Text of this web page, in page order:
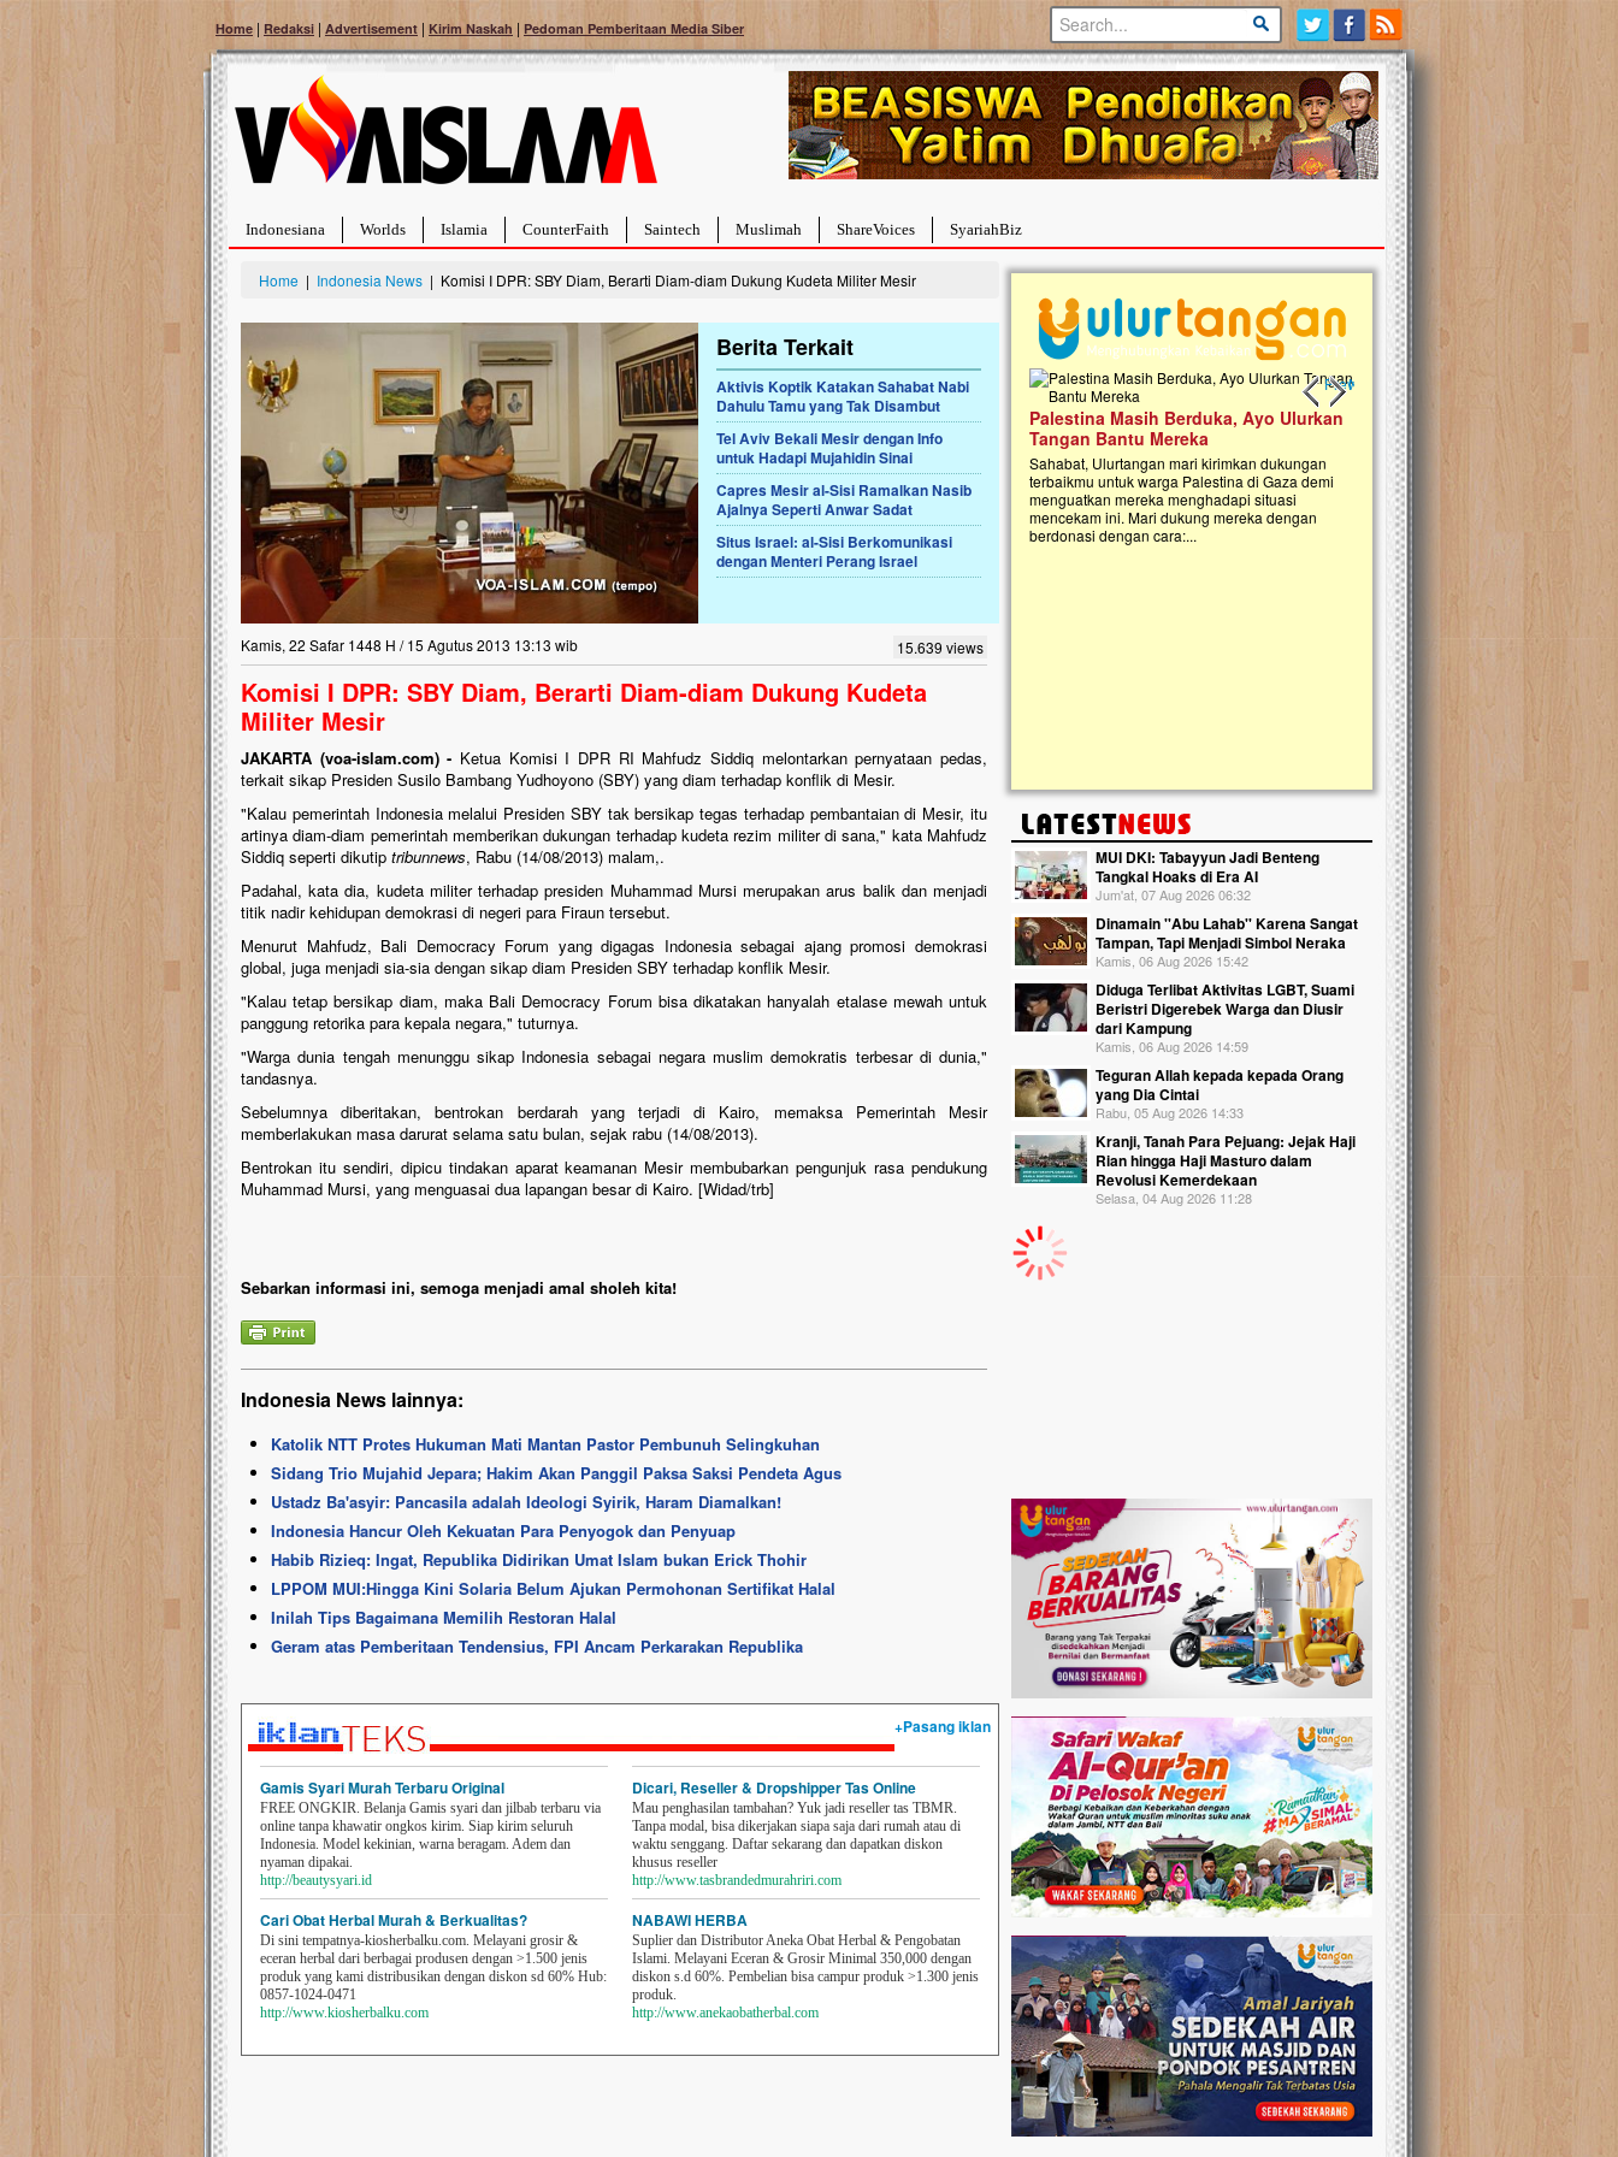
Home | Redaksi | Advertisement | Kirim Naskah | Pedoman Pemberitaan Media Siber
Indonesiana Worlds Islamia CounterFaith Saintech Muslimah ShareVoices SyariahBiz
Home | Indonesia News | Komisi I DPR: SBY Diam, Berarti Diam-diam Dukung Kudeta Militer Mesir
Berita Terkait
Aktivis Koptik Katakan Sahabat Nabi
Dahulu Tamu yang Tak Disambut
Tel Aviv Bekali Mesir dengan Info
untuk Hadapi Mujahidin Sinai
Capres Mesir al-Sisi Ramalkan Nasib
Ajalnya Seperti Anwar Sadat
Situs Israel: al-Sisi Berkomunikasi
dengan Menteri Perang Israel
Kamis, 22 Safar 1448 H / 15 Agutus 2013 13:13 wib 15.639 views
Komisi I DPR: SBY Diam, Berarti Diam-diam Dukung Kudeta
Militer Mesir
JAKARTA (voa-islam.com) - Ketua Komisi I DPR RI Mahfudz Siddiq melontarkan pernyataan pedas,
terkait sikap Presiden Susilo Bambang Yudhoyono (SBY) yang diam terhadap konflik di Mesir.
"Kalau pemerintah Indonesia melalui Presiden SBY tak bersikap tegas terhadap pembantaian di Mesir, itu
artinya diam-diam pemerintah memberikan dukungan terhadap kudeta rezim militer di sana," kata Mahfudz
Siddiq seperti dikutip tribunnews, Rabu (14/08/2013) malam,.
Padahal, kata dia, kudeta militer terhadap presiden Muhammad Mursi merupakan arus balik dan menjadi
titik nadir kehidupan demokrasi di negeri para Firaun tersebut.
Menurut Mahfudz, Bali Democracy Forum yang digagas Indonesia sebagai ajang promosi demokrasi
global, juga menjadi sia-sia dengan sikap diam Presiden SBY terhadap konflik Mesir.
"Kalau tetap bersikap diam, maka Bali Democracy Forum bisa dikatakan hanyalah etalase mewah untuk
panggung retorika para kepala negara," tuturnya.
"Warga dunia tengah menunggu sikap Indonesia sebagai negara muslim demokratis terbesar di dunia,"
tandasnya.
Sebelumnya diberitakan, bentrokan berdarah yang terjadi di Kairo, memaksa Pemerintah Mesir
memberlakukan masa darurat selama satu bulan, sejak rabu (14/08/2013).
Bentrokan itu sendiri, dipicu tindakan aparat keamanan Mesir membubarkan pengunjuk rasa pendukung
Muhammad Mursi, yang menguasai dua lapangan besar di Kairo. [Widad/trb]
Sebarkan informasi ini, semoga menjadi amal sholeh kita!
Indonesia News lainnya:
Katolik NTT Protes Hukuman Mati Mantan Pastor Pembunuh Selingkuhan
Sidang Trio Mujahid Jepara; Hakim Akan Panggil Paksa Saksi Pendeta Agus
Ustadz Ba'asyir: Pancasila adalah Ideologi Syirik, Haram Diamalkan!
Indonesia Hancur Oleh Kekuatan Para Penyogok dan Penyuap
Habib Rizieq: Ingat, Republika Didirikan Umat Islam bukan Erick Thohir
LPPOM MUI:Hingga Kini Solaria Belum Ajukan Permohonan Sertifikat Halal
Inilah Tips Bagaimana Memilih Restoran Halal
Geram atas Pemberitaan Tendensius, FPI Ancam Perkarakan Republika
+Pasang iklan
Gamis Syari Murah Terbaru Original
FREE ONGKIR. Belanja Gamis syari dan jilbab terbaru via
online tanpa khawatir ongkos kirim. Siap kirim seluruh
Indonesia. Model kekinian, warna beragam. Adem dan
nyaman dipakai.
http://beautysyari.id
Cari Obat Herbal Murah & Berkualitas?
Di sini tempatnya-kiosherbalku.com. Melayani grosir &
eceran herbal dari berbagai produsen dengan >1.500 jenis
produk yang kami distribusikan dengan diskon sd 60% Hub:
0857-1024-0471
http://www.kiosherbalku.com
Dicari, Reseller & Dropshipper Tas Online
Mau penghasilan tambahan? Yuk jadi reseller tas TBMR.
Tanpa modal, bisa dikerjakan siapa saja dari rumah atau di
waktu senggang. Daftar sekarang dan dapatkan diskon
khusus reseller
http://www.tasbrandedmurahriri.com
NABAWI HERBA
Suplier dan Distributor Aneka Obat Herbal & Pengobatan
Islami. Melayani Eceran & Grosir Minimal 350,000 dengan
diskon s.d 60%. Pembelian bisa campur produk >1.300 jenis
produk.
http://www.anekaobatherbal.com
Previous slide
Next slide
Bantu Naura, Balita Hebat Sembuh Dari
Tumor Pembuluh Darah
Hidup Naura Salsabila dipenuhi dengan
rintangan yang sangat berat. Meskipun baru
berusia sepuluh bulan, bayi yang imut ini harus
menghadapi penyakit yang dahsyat, yaitu tumor
pembuluh darah berukuran...
Nasib masjid di Kampung Cilumbu ini sungguh
mengenaskan. Lima tahun mangkrak, kini nyaris
berlumut, dan menghitam terpapar panas dan
Palestina Masih Berduka, Ayo Ulurkan
Tangan Bantu Mereka
Sahabat, Ulurtangan mari kirimkan dukungan
terbaikmu untuk warga Palestina di Gaza demi
menguatkan mereka menghadapi situasi
mencekam ini. Mari dukung mereka dengan
berdonasi dengan cara:...
Open Donasi Wakaf
Rumah Qur'an & TK Islam
Najjah di Jonggol
Saat ini, Ulurtangan bersama Yayasan
Najjahtul Islam Jonggol sedang merintis
pembangunan Rumah Qur’an dan
kanak Islam Terpadu (TKIT) An Najjah
Gedung Majelis Taklim di Jonggol,...
MUI DKI: Tabayyun Jadi Benteng
Tangkal Hoaks di Era AI
Jum'at, 07 Aug 2026 06:32
Dinamain ''Abu Lahab'' Karena Sangat
Tampan, Tapi Menjadi Simbol Neraka
Kamis, 06 Aug 2026 15:42
Diduga Terlibat Aktivitas LGBT, Suami
Beristri Digerebek Warga dan Diusir
dari Kampung
Kamis, 06 Aug 2026 14:59
Teguran Allah kepada kepada Orang
yang Dia Cintai
Rabu, 05 Aug 2026 14:33
Kranji, Tanah Para Pejuang: Jejak Haji
Rian hingga Haji Masturo dalam
Revolusi Kemerdekaan
Selasa, 04 Aug 2026 11:28